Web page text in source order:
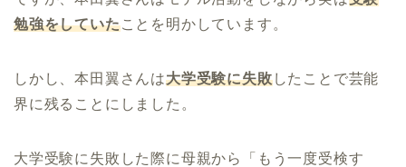
勉強をしていたことを明かしています。
しかし、本田翼さんは大学受験に失敗したことで芸能
界に残ることにしました。
大学受験に失敗した際に母親から「もう一度受検す